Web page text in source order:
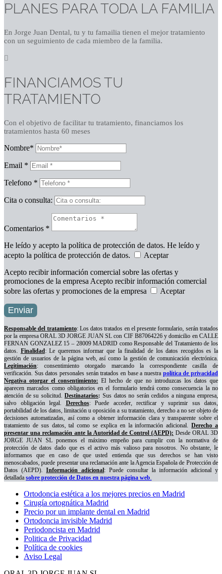
PLANES PARA TODA LA FAMILIA
En Jorge Juan Dental, tu y tu famailia tienen el mejor tratamiento
con un seguimiento de cada miembro de la familia.

FINANCIAMOS TU
TRATAMIENTO
Con el objetivo de facilitar tu tratamiento, financiamos los
tratamientos hasta 60 meses
Nombre*
Email *
Telefono *
Cita o consulta:
Comentarios *
He leído y acepto la política de protección de datos. He leído y
acepto la política de protección de datos.
Aceptar
Acepto recibir información comercial sobre las ofertas y
promociones de la empresa Acepto recibir información comercial
sobre las ofertas y promociones de la empresa
Aceptar
Enviar
Responsable del tratamiento: Los datos tratados en el presente formulario, serán tratados
por la empresa ORAL 3D JORGE JUAN SL con CIF B87064226 y domicilio en CALLE
FERNAN GONZALEZ 15 – 28009 MADRID como Responsable del Tratamiento de los
datos. Finalidad: Le queremos informar que la finalidad de los datos recogidos es la
gestión de usuarios de la página web, así como la gestión de comunicación electrónica.
Legitimación: consentimiento otorgado marcando la correspondiente casilla de
verificación. Sus datos personales serán tratados en base a nuestra política de privacidad
Negativa otorgar el consentimiento: El hecho de que no introduzcas los datos que
aparecen marcados como obligatorios en el formulario tendrá como consecuencia la no
atención de su solicitud.Destinatarios: Sus datos no serán cedidos a ninguna empresa,
salvo obligación legal. Derechos: Puede acceder, rectificar y suprimir sus datos,
portabilidad de los datos, limitación u oposición a su tratamiento, derecho a no ser objeto de
decisiones automatizadas, así como a obtener información clara y transparente sobre el
tratamiento de sus datos, tal como se explica en la información adicional.Derecho a
presentar una reclamación ante la Autoridad de Control (AEPD): Desde ORAL 3D
JORGE JUAN SL ponemos el máximo empeño para cumplir con la normativa de
protección de datos dado que es el activo más valioso para nosotros. No obstante, le
informamos que en caso de que usted entienda que sus derechos se han visto
menoscabados, puede presentar una reclamación ante la Agencia Española de Protección de
Datos (AEPD). Información adicional: Puede consultar la información adicional y
detallada sobre protección de Datos en nuestra página web.
Ortodoncia estética a los mejores precios en Madrid
Cirugía ortognática Madrid
Precio por un implante dental en Madrid
Ortodoncia invisible Madrid
Periodoncista en Madrid
Politica de Privacidad
Política de cookies
Aviso Legal